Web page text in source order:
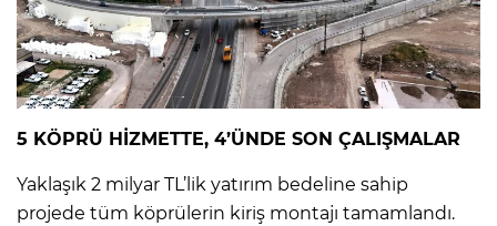
5 KÖPRÜ HİZMETTE, 4’ÜNDE SON ÇALIŞMALAR
Yaklaşık 2 milyar TL’lik yatırım bedeline sahip
projede tüm köprülerin kiriş montajı tamamlandı.